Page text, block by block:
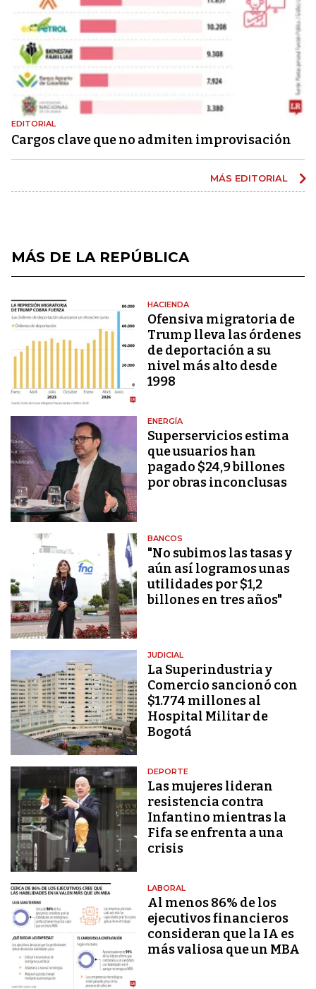
EDITORIAL
Cargos clave que no admiten improvisación
MÁS EDITORIAL
MÁS DE LA REPÚBLICA
HACIENDA
Ofensiva migratoria de
Trump lleva las órdenes
de deportación a su
nivel más alto desde
1998
ENERGÍA
Superservicios estima
que usuarios han
pagado $24,9 billones
por obras inconclusas
BANCOS
"No subimos las tasas y
aún así logramos unas
utilidades por $1,2
billones en tres años"
JUDICIAL
La Superindustria y
Comercio sancionó con
$1.774 millones al
Hospital Militar de
Bogotá
DEPORTE
Las mujeres lideran
resistencia contra
Infantino mientras la
Fifa se enfrenta a una
crisis
LABORAL
Al menos 86% de los
ejecutivos financieros
consideran que la IA es
más valiosa que un MBA